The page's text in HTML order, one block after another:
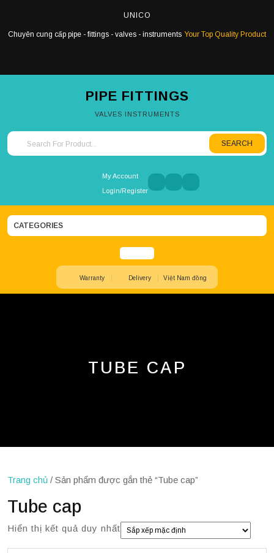
content
UNICO
Chuyên cung cấp pipe - fittings - valves - instruments Your Top Quality Product
PIPE FITTINGS
VALVES INSTRUMENTS
SEARCH
My Account
Login/Register
CATEGORIES
Open
Button
Warranty Delivery Việt Nam đồng
TUBE CAP
Trang chủ / Sản phẩm được gắn thẻ “Tube cap”
Tube cap
Hiển thị kết quả duy nhất